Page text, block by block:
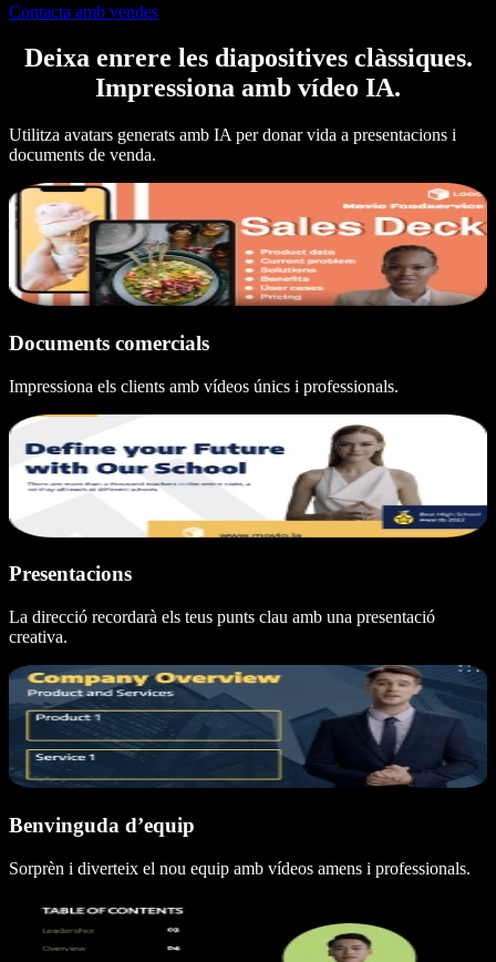
Contacta amb vendes
Deixa enrere les diapositives clàssiques.
Impressiona amb vídeo IA.
Utilitza avatars generats amb IA per donar vida a presentacions i
documents de venda.
Documents comercials
Impressiona els clients amb vídeos únics i professionals.
Presentacions
La direcció recordarà els teus punts clau amb una presentació
creativa.
Benvinguda d’equip
Sorprèn i diverteix el nou equip amb vídeos amens i professionals.